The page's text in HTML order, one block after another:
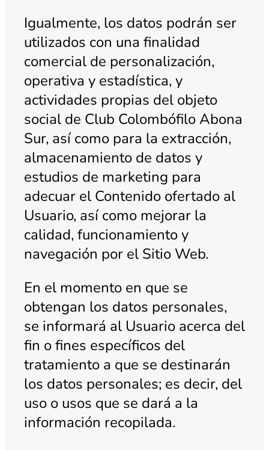
Igualmente, los datos podrán ser
utilizados con una finalidad
comercial de personalización,
operativa y estadística, y
actividades propias del objeto
social de Club Colombófilo Abona
Sur, así como para la extracción,
almacenamiento de datos y
estudios de marketing para
adecuar el Contenido ofertado al
Usuario, así como mejorar la
calidad, funcionamiento y
navegación por el Sitio Web.
En el momento en que se
obtengan los datos personales,
se informará al Usuario acerca del
fin o fines específicos del
tratamiento a que se destinarán
los datos personales; es decir, del
uso o usos que se dará a la
información recopilada.